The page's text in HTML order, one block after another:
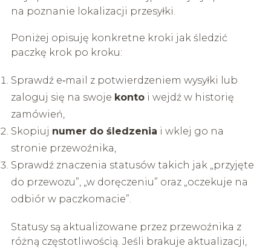
na poznanie lokalizacji przesyłki.
Poniżej opisuję konkretne kroki jak śledzić
paczkę krok po kroku:
Sprawdź e‑mail z potwierdzeniem wysyłki lub
zaloguj się na swoje kontoi wejdź w historię
zamówień,
Skopiuj numer do śledzenia i wklej go na
stronie przewoźnika,
Sprawdź znaczenia statusów takich jak „przyjęte
do przewozu”, „w doręczeniu” oraz „oczekuje na
odbiór w paczkomacie”.
Statusy są aktualizowane przez przewoźnika z
różną częstotliwością. Jeśli brakuje aktualizacji,